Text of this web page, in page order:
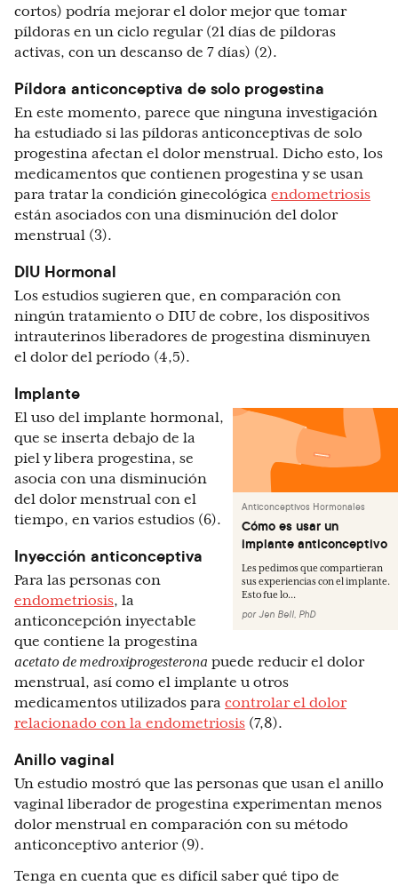
cortos) podría mejorar el dolor mejor que tomar
píldoras en un ciclo regular (21 días de píldoras
activas, con un descanso de 7 días) (2).
Píldora anticonceptiva de solo progestina
En este momento, parece que ninguna investigación
ha estudiado si las píldoras anticonceptivas de solo
progestina afectan el dolor menstrual. Dicho esto, los
medicamentos que contienen progestina y se usan
para tratar la condición ginecológica endometriosis
están asociados con una disminución del dolor
menstrual (3).
DIU Hormonal
Los estudios sugieren que, en comparación con
ningún tratamiento o DIU de cobre, los dispositivos
intrauterinos liberadores de progestina disminuyen
el dolor del período (4,5).
Implante
Anticonceptivos Hormonales
Cómo es usar un
implante anticonceptivo
Les pedimos que compartieran
sus experiencias con el implante.
Esto fue lo...
porJen Bell, PhD
El uso del implante hormonal,
que se inserta debajo de la
piel y libera progestina, se
asocia con una disminución
del dolor menstrual con el
tiempo, en varios estudios (6).
Inyección anticonceptiva
Para las personas con
endometriosis, la
anticoncepción inyectable
que contiene la progestina
acetato de medroxiprogesterona puede reducir el dolor
menstrual, así como el implante u otros
medicamentos utilizados para controlar el dolor
relacionado con la endometriosis (7,8).
Anillo vaginal
Un estudio mostró que las personas que usan el anillo
vaginal liberador de progestina experimentan menos
dolor menstrual en comparación con su método
anticonceptivo anterior (9).
Tenga en cuenta que es difícil saber qué tipo de